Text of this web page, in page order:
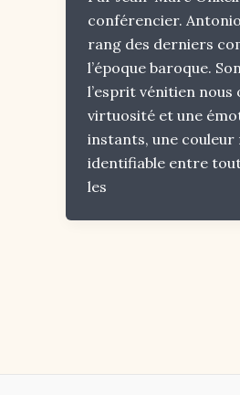
conférencier.
rang des derniers
l’époque baroque.
l’esprit vénitien nous
virtuosité et une
instants, une couleur
identifiable entre
les